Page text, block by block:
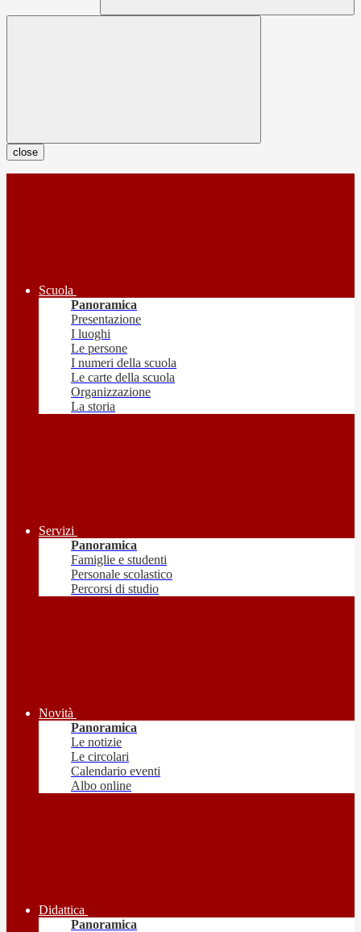
close
Scuola
Panoramica
Presentazione
I luoghi
Le persone
I numeri della scuola
Le carte della scuola
Organizzazione
La storia
Servizi
Panoramica
Famiglie e studenti
Personale scolastico
Percorsi di studio
Novità
Panoramica
Le notizie
Le circolari
Calendario eventi
Albo online
Didattica
Panoramica